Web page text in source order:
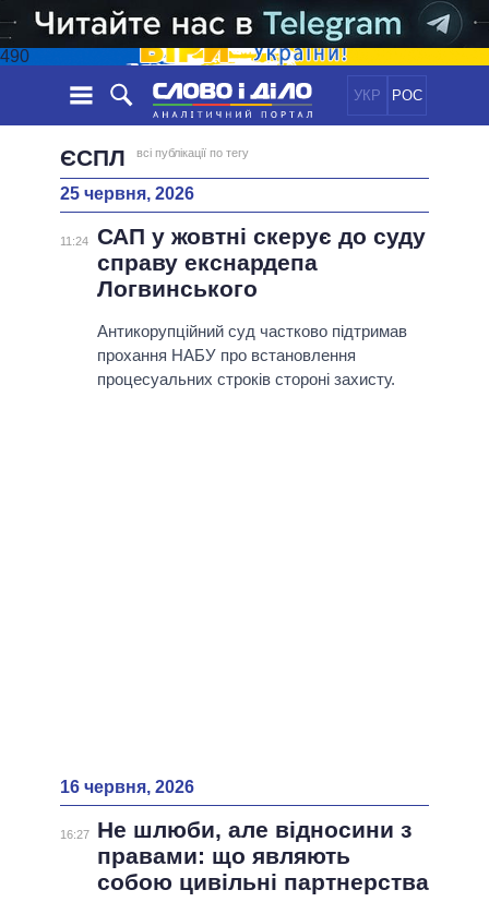
490
УКР РОС
НОВИНИ
СТРІЧКА
ПОДІЇ
СТАТТІ
ДУМКИ
ОГЛЯДИ
ДАЙДЖЕСТИ
ЕКОНОМІКА
СУСПІЛЬСТВО
ПОЛIТИКИ
УСІ ПОЛІТИКИ
ПРЕЗИДЕНТ І ОФІС
ВЕРХОВНА РАДА
ІНФОГРАФІКА
ВІДЕО
ПІДТРИМАТИ
ЄСПЛ всі публікації по тегу
25 червня, 2026
11:24
САП у жовтні скерує до суду
справу екснардепа
Логвинського
Антикорупційний суд частково підтримав
прохання НАБУ про встановлення
процесуальних строків стороні захисту.
16 червня, 2026
16:27
Не шлюби, але відносини з
правами: що являють
собою цивільні партнерства